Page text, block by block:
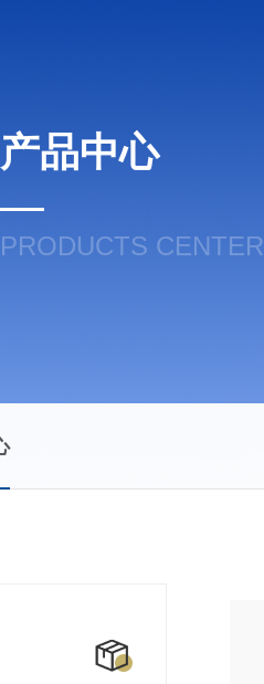
产品中心
PRODUCTS CENTER